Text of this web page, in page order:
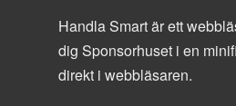
Handla Smart är ett
dig Sponsorhuset i en
direkt i webbläsaren.